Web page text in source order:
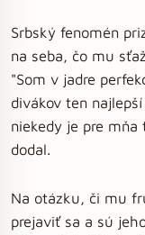
Srbský fenomén
na seba, čo mu
"Som v jadre
divákov ten
niekedy je pre
dodal.
Na otázku, či mu
prejaviť sa a sú